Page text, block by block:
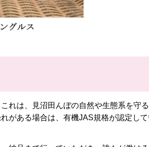
れは、見沼田んぼの自然や生態系を守
がある場合は、有機JAS規格が認定し